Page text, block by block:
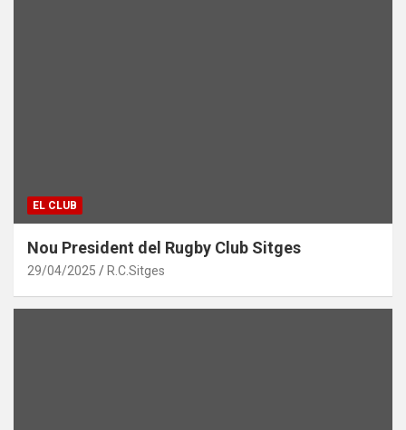
EL CLUB
Nou President del Rugby Club Sitges
29/04/2025 R.C.Sitges